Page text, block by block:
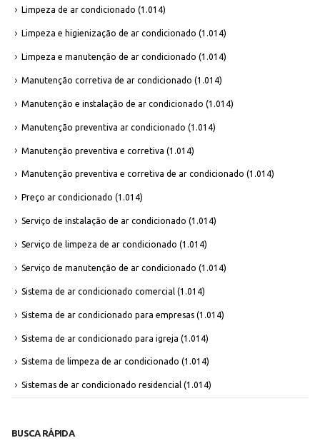
Limpeza de ar condicionado (1.014)
Limpeza e higienização de ar condicionado (1.014)
Limpeza e manutenção de ar condicionado (1.014)
Manutenção corretiva de ar condicionado (1.014)
Manutenção e instalação de ar condicionado (1.014)
Manutenção preventiva ar condicionado (1.014)
Manutenção preventiva e corretiva (1.014)
Manutenção preventiva e corretiva de ar condicionado (1.014)
Preço ar condicionado (1.014)
Serviço de instalação de ar condicionado (1.014)
Serviço de limpeza de ar condicionado (1.014)
Serviço de manutenção de ar condicionado (1.014)
Sistema de ar condicionado comercial (1.014)
Sistema de ar condicionado para empresas (1.014)
Sistema de ar condicionado para igreja (1.014)
Sistema de limpeza de ar condicionado (1.014)
Sistemas de ar condicionado residencial (1.014)
BUSCA RÁPIDA